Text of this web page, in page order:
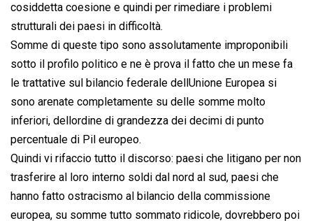
cosiddetta coesione e quindi per rimediare i problemi
strutturali dei paesi in difficoltà.
Somme di queste tipo sono assolutamente improponibili
sotto il profilo politico e ne è prova il fatto che un mese fa
le trattative sul bilancio federale dellUnione Europea si
sono arenate completamente su delle somme molto
inferiori, dellordine di grandezza dei decimi di punto
percentuale di Pil europeo.
Quindi vi rifaccio tutto il discorso: paesi che litigano per non
trasferire al loro interno soldi dal nord al sud, paesi che
hanno fatto ostracismo al bilancio della commissione
europea, su somme tutto sommato ridicole, dovrebbero poi